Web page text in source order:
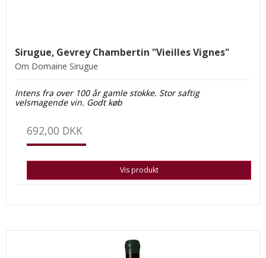
Sirugue, Gevrey Chambertin "Vieilles Vignes"
Om Domaine Sirugue
Intens fra over 100 år gamle stokke. Stor saftig
velsmagende vin. Godt køb
692,00 DKK
Vis produkt